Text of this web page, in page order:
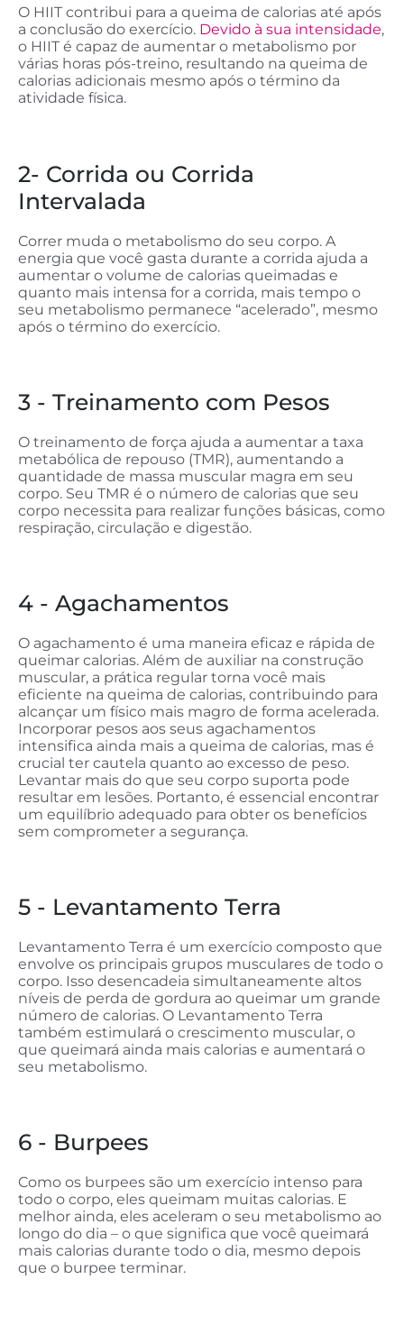
O HIIT contribui para a queima de calorias até após
a conclusão do exercício. Devido à sua intensidade,
o HIIT é capaz de aumentar o metabolismo por
várias horas pós-treino, resultando na queima de
calorias adicionais mesmo após o término da
atividade física.
2- Corrida ou Corrida
Intervalada
Correr muda o metabolismo do seu corpo. A
energia que você gasta durante a corrida ajuda a
aumentar o volume de calorias queimadas e
quanto mais intensa for a corrida, mais tempo o
seu metabolismo permanece “acelerado”, mesmo
após o término do exercício.
3 - Treinamento com Pesos
O treinamento de força ajuda a aumentar a taxa
metabólica de repouso (TMR), aumentando a
quantidade de massa muscular magra em seu
corpo. Seu TMR é o número de calorias que seu
corpo necessita para realizar funções básicas, como
respiração, circulação e digestão.
4 - Agachamentos
O agachamento é uma maneira eficaz e rápida de
queimar calorias. Além de auxiliar na construção
muscular, a prática regular torna você mais
eficiente na queima de calorias, contribuindo para
alcançar um físico mais magro de forma acelerada.
Incorporar pesos aos seus agachamentos
intensifica ainda mais a queima de calorias, mas é
crucial ter cautela quanto ao excesso de peso.
Levantar mais do que seu corpo suporta pode
resultar em lesões. Portanto, é essencial encontrar
um equilíbrio adequado para obter os benefícios
sem comprometer a segurança.
5 - Levantamento Terra
Levantamento Terra é um exercício composto que
envolve os principais grupos musculares de todo o
corpo. Isso desencadeia simultaneamente altos
níveis de perda de gordura ao queimar um grande
número de calorias. O Levantamento Terra
também estimulará o crescimento muscular, o
que queimará ainda mais calorias e aumentará o
seu metabolismo.
6 - Burpees
Como os burpees são um exercício intenso para
todo o corpo, eles queimam muitas calorias. E
melhor ainda, eles aceleram o seu metabolismo ao
longo do dia – o que significa que você queimará
mais calorias durante todo o dia, mesmo depois
que o burpee terminar.